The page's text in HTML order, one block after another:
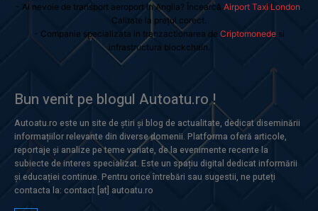
- Ai nevoie de transport aeroport in Anglia? Încearcă Airport Taxi London
Calitate la prețul corect.
- Companie specializata in tranzactionarea de Criptomonedesi
infrastructura blockchain.
Bun venit pe blogul Autoatu.ro !
Autoatu.ro este un site de știri și blog de actualitate, dedicat diseminării
informațiilor relevante din diverse domenii. Platforma oferă articole,
reportaje și analize pe teme variate, de la evenimente recente la
subiecte de interes specializat. Este un spațiu digital dedicat informării
și educației continue. Pentru orice întrebări sau sugestii, ne puteți
contacta la: contact [at] autoatu.ro